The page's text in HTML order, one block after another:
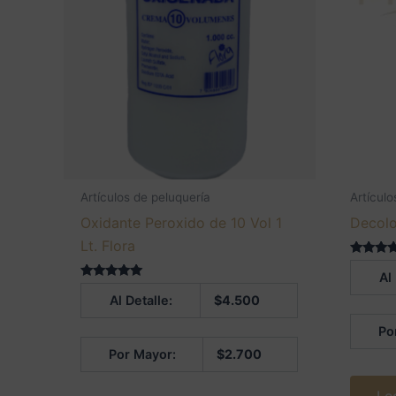
Artículos de peluquería
Oxidante Peroxido de 10 Vol 1
Lt. Flora
Al Detalle: $4.500
Por Mayor: $2.700
Al